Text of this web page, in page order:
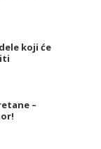
koji će
–